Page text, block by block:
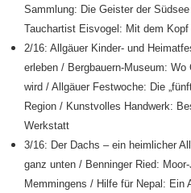
Sammlung: Die Geister der
Tauchartist Eisvogel: Mit dem
2/16: Allgäuer Kinder- und
erleben / Bergbauern-Museum:
wird / Allgäuer Festwoche: Die
Region / Kunstvolles Handwerk:
Werkstatt
3/16: Der Dachs – ein heimlicher
ganz unten / Benninger Ried:
Memmingens / Hilfe für Nepal: Ein